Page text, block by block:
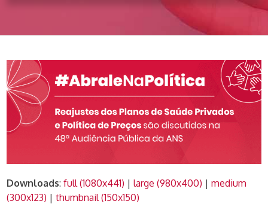
Downloads:full (1080x441) |large (980x400) |medium
(300x123) |thumbnail (150x150)